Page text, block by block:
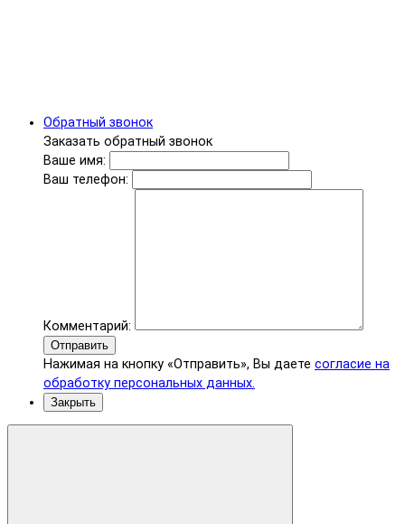
Обратный звонок
Заказать обратный звонок
Ваше имя:
Ваш телефон:
Комментарий:
Отправить
Нажимая на кнопку «Отправить», Вы даете согласие на
обработку персональных данных.
Закрыть